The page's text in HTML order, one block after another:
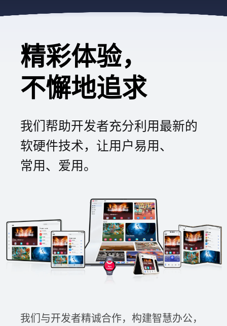
精彩体验，
不懈地追求
我们帮助开发者充分利用最新的
软⁠硬件技术，让用户易用、
常⁠用、爱用。
我们与开发者精诚合作，构建智慧办公，